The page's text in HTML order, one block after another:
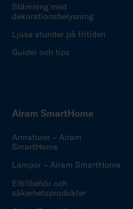
Stämning med
dekorationsbelysning
Ljusa stunder på fritiden
Guider och tips
Airam SmartHome
Armaturer – Airam
SmartHome
Lampor – Airam SmartHome
Eltillbehör och
säkerhetsprodukter